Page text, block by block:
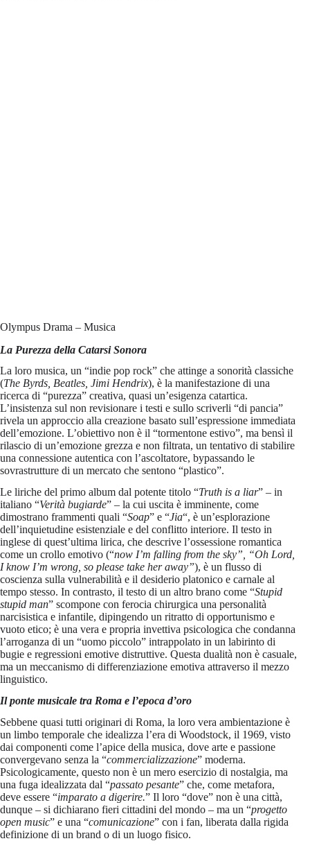
Olympus Drama – Musica
La Purezza della Catarsi Sonora
La loro musica, un “indie pop rock” che attinge a sonorità classiche
(The Byrds, Beatles, Jimi Hendrix), è la manifestazione di una
ricerca di “purezza” creativa, quasi un’esigenza catartica.
L’insistenza sul non revisionare i testi e sullo scriverli “di pancia”
rivela un approccio alla creazione basato sull’espressione immediata
dell’emozione. L’obiettivo non è il “tormentone estivo”, ma bensì il
rilascio di un’emozione grezza e non filtrata, un tentativo di stabilire
una connessione autentica con l’ascoltatore, bypassando le
sovrastrutture di un mercato che sentono “plastico”.
Le liriche del primo album dal potente titolo “Truth is a liar” – in
italiano “Verità bugiarde” – la cui uscita è imminente, come
dimostrano frammenti quali “Soap” e “Jia“, è un’esplorazione
dell’inquietudine esistenziale e del conflitto interiore. Il testo in
inglese di quest’ultima lirica, che descrive l’ossessione romantica
come un crollo emotivo (“now I’m falling from the sky”, “Oh Lord,
I know I’m wrong, so please take her away”), è un flusso di
coscienza sulla vulnerabilità e il desiderio platonico e carnale al
tempo stesso. In contrasto, il testo di un altro brano come “Stupid
stupid man” scompone con ferocia chirurgica una personalità
narcisistica e infantile, dipingendo un ritratto di opportunismo e
vuoto etico; è una vera e propria invettiva psicologica che condanna
l’arroganza di un “uomo piccolo” intrappolato in un labirinto di
bugie e regressioni emotive distruttive. Questa dualità non è casuale,
ma un meccanismo di differenziazione emotiva attraverso il mezzo
linguistico.
Il ponte musicale tra Roma e l’epoca d’oro
Sebbene quasi tutti originari di Roma, la loro vera ambientazione è
un limbo temporale che idealizza l’era di Woodstock, il 1969, visto
dai componenti come l’apice della musica, dove arte e passione
convergevano senza la “commercializzazione” moderna.
Psicologicamente, questo non è un mero esercizio di nostalgia, ma
una fuga idealizzata dal “passato pesante” che, come metafora,
deve essere “imparato a digerire.” Il loro “dove” non è una città,
dunque – si dichiarano fieri cittadini del mondo – ma un “progetto
open music” e una “comunicazione” con i fan, liberata dalla rigida
definizione di un brand o di un luogo fisico.